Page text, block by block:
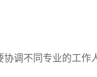
调不同专业的工作